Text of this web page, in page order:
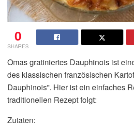
0
SHARES
Omas gratiniertes Dauphinois ist
des klassischen französischen
Dauphinois”. Hier ist ein einfaches
traditionellen Rezept folgt:
Zutaten: